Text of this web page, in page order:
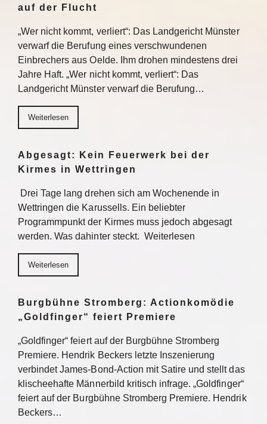
auf der Flucht
„Wer nicht kommt, verliert“: Das Landgericht Münster
verwarf die Berufung eines verschwundenen
Einbrechers aus Oelde. Ihm drohen mindestens drei
Jahre Haft. „Wer nicht kommt, verliert“: Das
Landgericht Münster verwarf die Berufung…
Weiterlesen
Abgesagt: Kein Feuerwerk bei der
Kirmes in Wettringen
Drei Tage lang drehen sich am Wochenende in
Wettringen die Karussells. Ein beliebter
Programmpunkt der Kirmes muss jedoch abgesagt
werden. Was dahinter steckt. Weiterlesen
Weiterlesen
Burgbühne Stromberg: Actionkomödie
„Goldfinger“ feiert Premiere
„Goldfinger“ feiert auf der Burgbühne Stromberg
Premiere. Hendrik Beckers letzte Inszenierung
verbindet James-Bond-Action mit Satire und stellt das
klischeehafte Männerbild kritisch infrage. „Goldfinger“
feiert auf der Burgbühne Stromberg Premiere. Hendrik
Beckers…